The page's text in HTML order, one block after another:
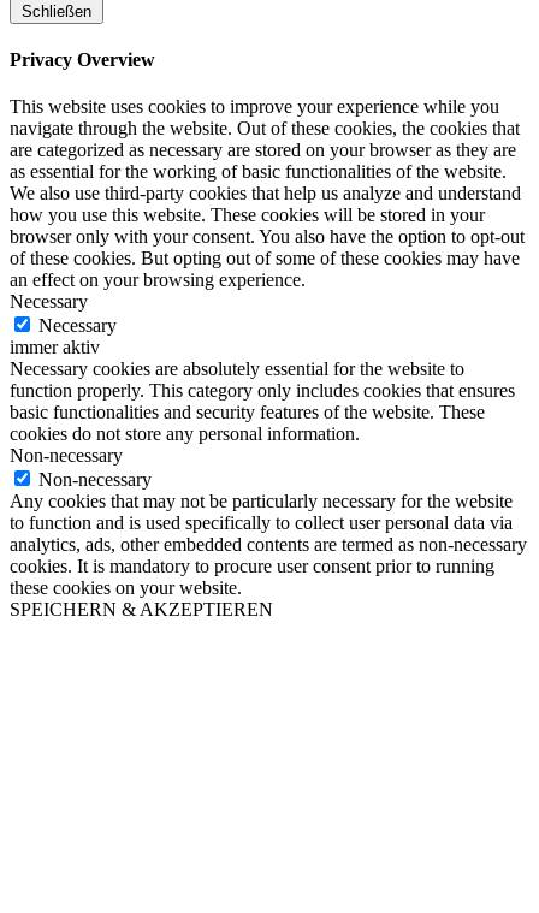
Schließen
Privacy Overview
This website uses cookies to improve your experience while you
navigate through the website. Out of these cookies, the cookies that
are categorized as necessary are stored on your browser as they are
as essential for the working of basic functionalities of the website.
We also use third-party cookies that help us analyze and understand
how you use this website. These cookies will be stored in your
browser only with your consent. You also have the option to opt-out
of these cookies. But opting out of some of these cookies may have
an effect on your browsing experience.
Necessary
Necessary
immer aktiv
Necessary cookies are absolutely essential for the website to
function properly. This category only includes cookies that ensures
basic functionalities and security features of the website. These
cookies do not store any personal information.
Non-necessary
Non-necessary
Any cookies that may not be particularly necessary for the website
to function and is used specifically to collect user personal data via
analytics, ads, other embedded contents are termed as non-necessary
cookies. It is mandatory to procure user consent prior to running
these cookies on your website.
SPEICHERN & AKZEPTIEREN